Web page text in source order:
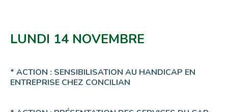
LUNDI 14 NOVEMBRE
* ACTION : SENSIBILISATION AU HANDICAP EN
ENTREPRISE CHEZ CONCILIAN